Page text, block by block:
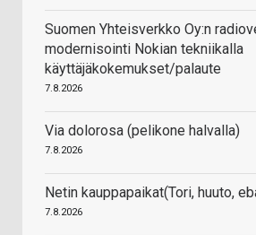
Suomen Yhteisverkko Oy:n
modernisointi Nokian tekniikalla
käyttäjäkokemukset/palaute
7.8.2026
Via dolorosa (pelikone halvalla)
7.8.2026
Netin kauppapaikat(Tori, huuto,
7.8.2026